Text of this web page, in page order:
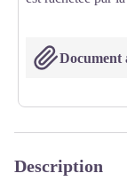
Document
Description